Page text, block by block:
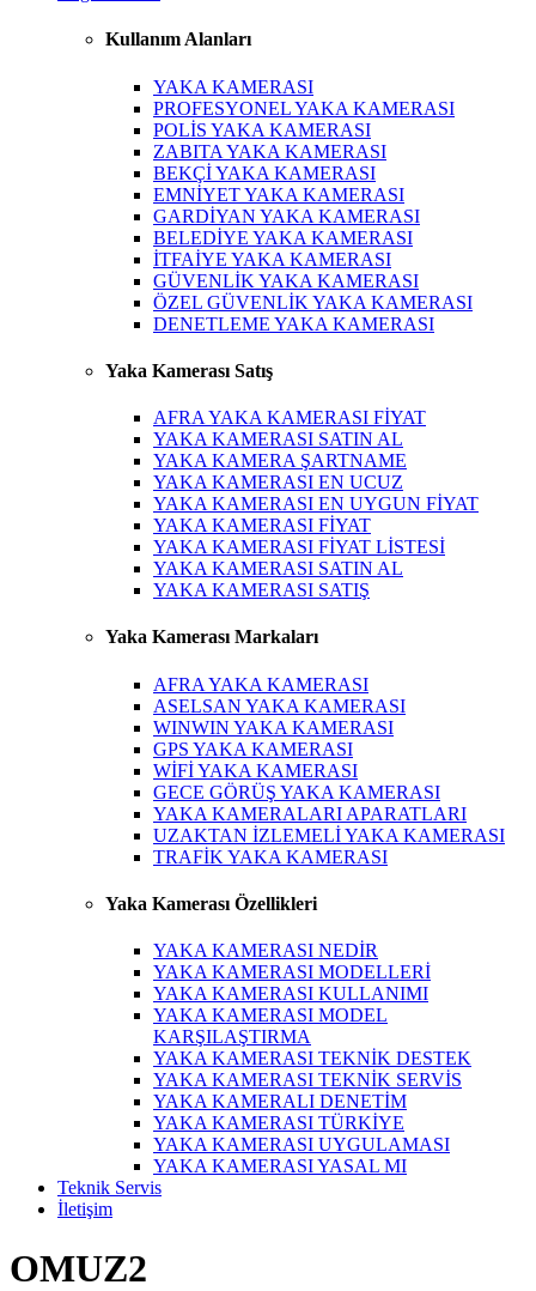
Kullanım Alanları
YAKA KAMERASI
PROFESYONEL YAKA KAMERASI
POLİS YAKA KAMERASI
ZABITA YAKA KAMERASI
BEKÇİ YAKA KAMERASI
EMNİYET YAKA KAMERASI
GARDİYAN YAKA KAMERASI
BELEDİYE YAKA KAMERASI
İTFAİYE YAKA KAMERASI
GÜVENLİK YAKA KAMERASI
ÖZEL GÜVENLİK YAKA KAMERASI
DENETLEME YAKA KAMERASI
Yaka Kamerası Satış
AFRA YAKA KAMERASI FİYAT
YAKA KAMERASI SATIN AL
YAKA KAMERA ŞARTNAME
YAKA KAMERASI EN UCUZ
YAKA KAMERASI EN UYGUN FİYAT
YAKA KAMERASI FİYAT
YAKA KAMERASI FİYAT LİSTESİ
YAKA KAMERASI SATIN AL
YAKA KAMERASI SATIŞ
Yaka Kamerası Markaları
AFRA YAKA KAMERASI
ASELSAN YAKA KAMERASI
WINWIN YAKA KAMERASI
GPS YAKA KAMERASI
WİFİ YAKA KAMERASI
GECE GÖRÜŞ YAKA KAMERASI
YAKA KAMERALARI APARATLARI
UZAKTAN İZLEMELİ YAKA KAMERASI
TRAFİK YAKA KAMERASI
Yaka Kamerası Özellikleri
YAKA KAMERASI NEDİR
YAKA KAMERASI MODELLERİ
YAKA KAMERASI KULLANIMI
YAKA KAMERASI MODEL
KARŞILAŞTIRMA
YAKA KAMERASI TEKNİK DESTEK
YAKA KAMERASI TEKNİK SERVİS
YAKA KAMERALI DENETİM
YAKA KAMERASI TÜRKİYE
YAKA KAMERASI UYGULAMASI
YAKA KAMERASI YASAL MI
Teknik Servis
İletişim
OMUZ2